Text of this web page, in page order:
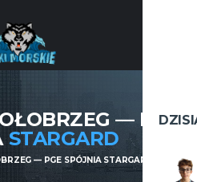
— PGE
STARGARD
— PGE SPÓJNIA STARGARD